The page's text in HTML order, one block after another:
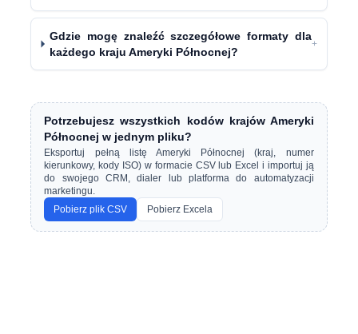
Gdzie mogę znaleźć szczegółowe formaty dla
każdego kraju Ameryki Północnej?
+
Potrzebujesz wszystkich kodów krajów Ameryki
Północnej w jednym pliku?
Eksportuj pełną listę Ameryki Północnej (kraj, numer
kierunkowy, kody ISO) w formacie CSV lub Excel i importuj ją
do swojego CRM, dialer lub platforma do automatyzacji
marketingu.
Pobierz plik CSV
Pobierz Excela